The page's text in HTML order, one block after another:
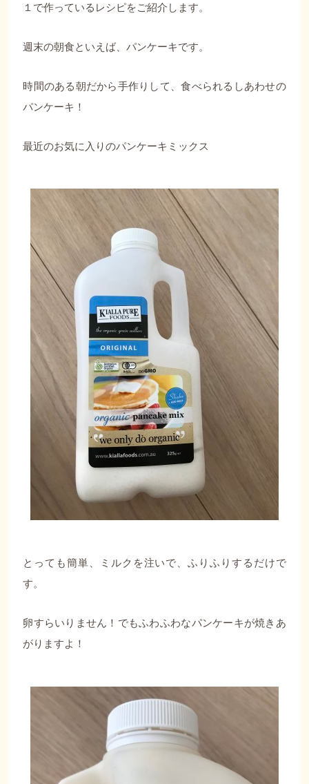
１で作っているレシピをご紹介します。
週末の朝食といえば、パンケーキです。
時間のある朝だから手作りして、食べられるしあわせの
パンケーキ！
最近のお気に入りのパンケーキミックス
とっても簡単、ミルクを注いで、ふりふりするだけで
す。
卵すらいりません！でもふわふわなパンケーキが焼きあ
がりますよ！